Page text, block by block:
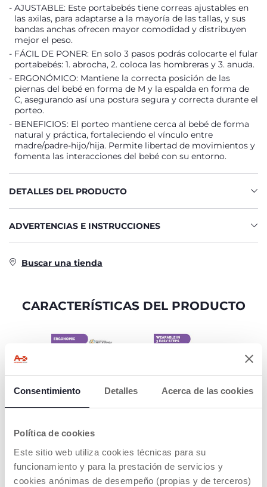
Consentimiento Detalles Acerca de las cookies
Política de cookies
Este sitio web utiliza cookies técnicas para su
funcionamiento y para la prestación de servicios y
cookies anónimas de desempeño (propias y de terceros)
AJUSTABLE: Este portabebés tiene correas ajustables en
las axilas, para adaptarse a la mayoría de las tallas, y sus
bandas anchas ofrecen mayor comodidad y distribuyen
mejor el peso.
FÁCIL DE PONER: En solo 3 pasos podrás colocarte el fular
portabebés: 1. abrocha, 2. coloca las hombreras y 3. anuda.
ERGONÓMICO: Mantiene la correcta posición de las
piernas del bebé en forma de M y la espalda en forma de
C, asegurando así una postura segura y correcta durante el
porteo.
BENEFICIOS: El porteo mantiene cerca al bebé de forma
natural y práctica, fortaleciendo el vínculo entre
madre/padre-hijo/hija. Permite libertad de movimientos y
fomenta las interacciones del bebé con su entorno.
DETALLES DEL PRODUCTO
ADVERTENCIAS E INSTRUCCIONES
Buscar una tienda
CARACTERÍSTICAS DEL PRODUCTO
PORTABEBÉS
Posición de piernas en
M para promover la
posición correcta de
las piernas del bebé
para un desarrollo
FULAR FÁCIL DE
parte delantera y
alinea con el ombligo.
Luego coloca un
tirante en uno de los